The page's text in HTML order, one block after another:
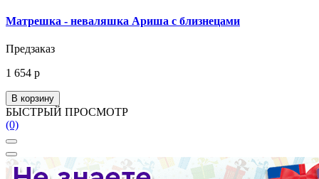
Матрешка - неваляшка Ариша с близнецами
Предзаказ
1 654 р
В корзину
БЫСТРЫЙ ПРОСМОТР
(0)